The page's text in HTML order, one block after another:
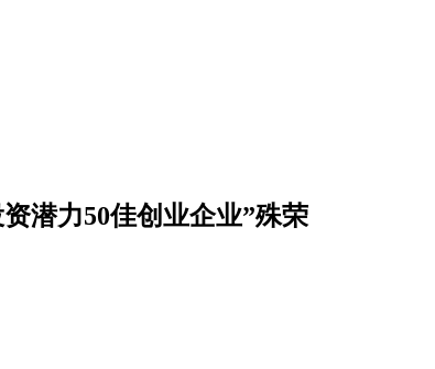
潜力50佳创业企业”殊荣